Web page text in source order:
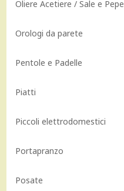
Oliere Acetiere / Sale e Pepe
Orologi da parete
Pentole e Padelle
Piatti
Piccoli elettrodomestici
Portapranzo
Posate